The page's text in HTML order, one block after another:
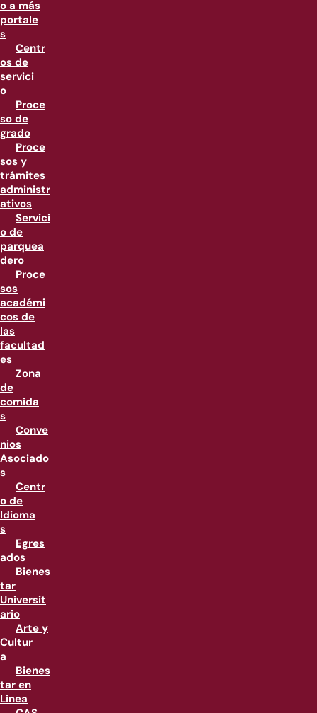
o a más
portale
s
Centr
os de
servici
o
Proce
so de
grado
Proce
sos y
trámites
administr
ativos
Servici
o de
parquea
dero
Proce
sos
académi
cos de
las
facultad
es
Zona
de
comida
s
Conve
nios
Asociado
s
Centr
o de
Idioma
s
Egres
ados
Bienes
tar
Universit
ario
Arte y
Cultur
a
Bienes
tar en
Linea